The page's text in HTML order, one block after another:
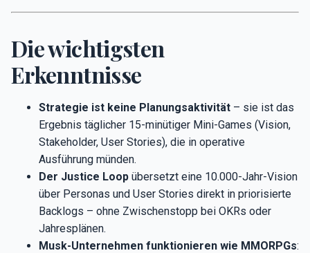
Die wichtigsten
Erkenntnisse
Strategie ist keine Planungsaktivität – sie ist das
Ergebnis täglicher 15-minütiger Mini-Games (Vision,
Stakeholder, User Stories), die in operative
Ausführung münden.
Der Justice Loop übersetzt eine 10.000-Jahr-Vision
über Personas und User Stories direkt in priorisierte
Backlogs – ohne Zwischenstopp bei OKRs oder
Jahresplänen.
Musk-Unternehmen funktionieren wie MMORPGs: